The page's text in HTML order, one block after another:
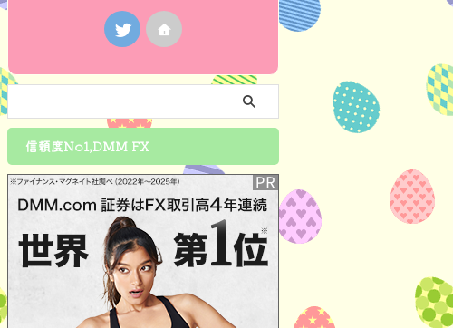
信頼度No1,DMM FX